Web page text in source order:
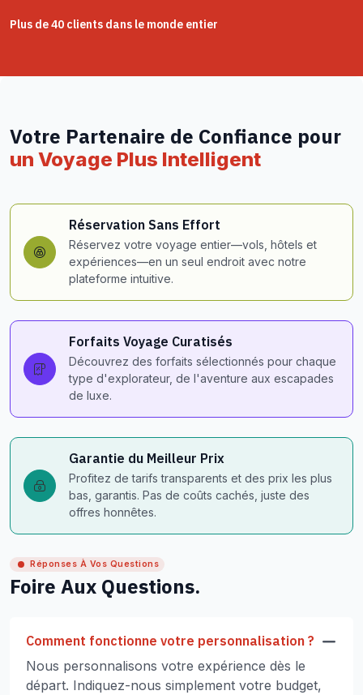
Plus de 40 clients dans le monde entier
Votre Partenaire de Confiance pour
un Voyage Plus Intelligent
Réservation Sans Effort
Réservez votre voyage entier—vols, hôtels et
expériences—en un seul endroit avec notre
plateforme intuitive.
Forfaits Voyage Curatisés
Découvrez des forfaits sélectionnés pour chaque
type d'explorateur, de l'aventure aux escapades
de luxe.
Garantie du Meilleur Prix
Profitez de tarifs transparents et des prix les plus
bas, garantis. Pas de coûts cachés, juste des
offres honnêtes.
Réponses À Vos Questions
Foire Aux Questions.
Comment fonctionne votre personnalisation ?
Nous personnalisons votre expérience dès le
départ. Indiquez-nous simplement votre budget,